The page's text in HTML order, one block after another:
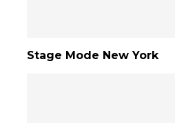
Stage Mode New York